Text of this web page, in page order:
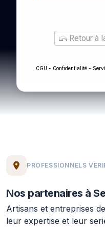
Retour à
CGU - Confidentialité -
PROFESSIONNELS
Nos partenaires à
Artisans et entreprises
leur expertise et leur